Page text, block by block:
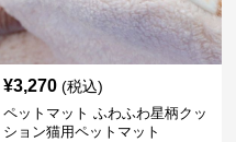
¥3,270 (税込)
ペットマット ふわふわ星柄クッ
ション猫用ペットマット